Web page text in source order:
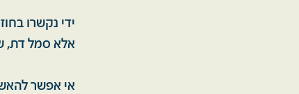
ידי נקשרו
אלא סמל דת,
אי אפשר